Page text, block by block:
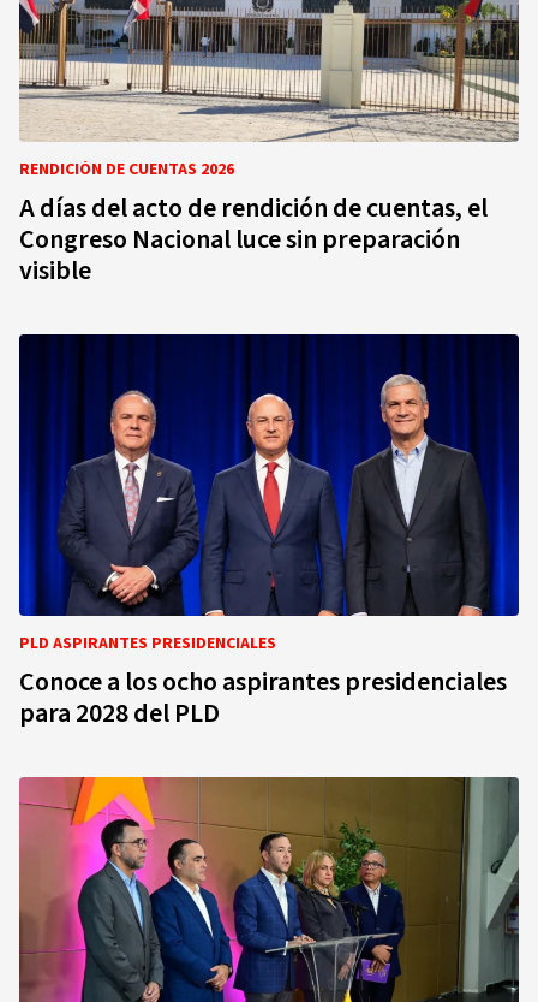
RENDICIÓN DE CUENTAS 2026
A días del acto de rendición de cuentas, el
Congreso Nacional luce sin preparación
visible
PLD ASPIRANTES PRESIDENCIALES
Conoce a los ocho aspirantes presidenciales
para 2028 del PLD